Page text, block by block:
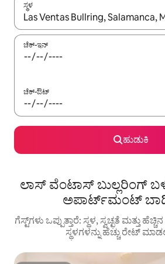
ಸ್ಥಳ
ಫಲಿತಾಂಶಗಳು ಲಭ್ಯವಿರುವಾಗ, ಅಪ್ ಮತ್ತು
ಚೆಕ್-ಇನ್
ಚೆಕ್-ಔಟ್
ಹುಡುಕಿ
ಲಾಸ್ ವೆಂಟಾಸ್ ಬುಲ್ಲರಿಂಗ್
ಅಪಾರ್ಟ್‌ಮಂಟ್
ಗೆಸ್ಟ್‌ಗಳು ಒಪ್ಪುತ್ತಾರೆ: ಸ್ಥಳ, ಸ್ವಚ್ಛತೆ ಮತ್ತು
ಸ್ಥಳಗಳನ್ನು ಹೆಚ್ಚು ರೇಟ್